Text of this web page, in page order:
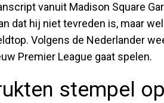
vanuit Madison Square
dat hij niet tevreden is, maar
Volgens de Nederlander
Premier League gaat spelen.
stempel